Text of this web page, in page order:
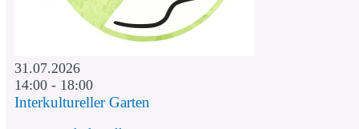
31.07.2026
14:00 - 18:00
Interkultureller Garten